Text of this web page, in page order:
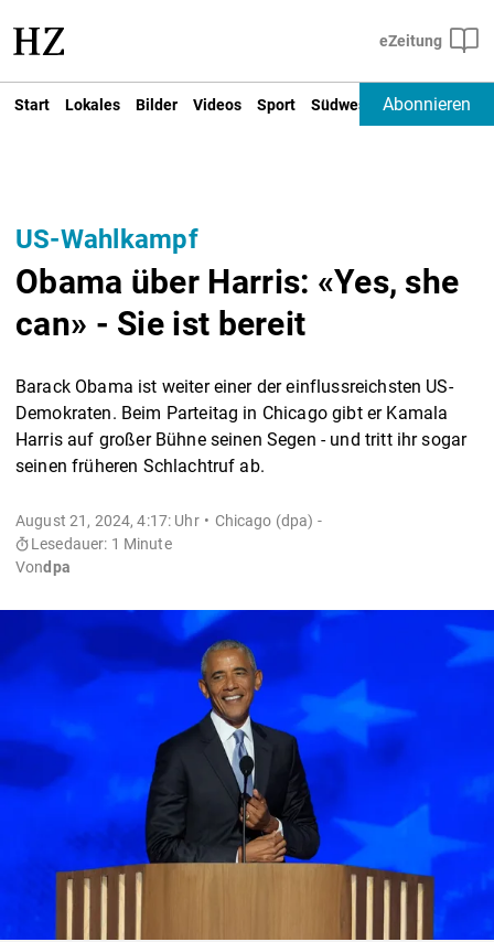
Start Lokales Bilder Videos Sport Südwest Deutschland
Abonnieren
US-Wahlkampf
Obama über Harris: «Yes, she
can» - Sie ist bereit
Barack Obama ist weiter einer der einflussreichsten US-
Demokraten. Beim Parteitag in Chicago gibt er Kamala
Harris auf großer Bühne seinen Segen - und tritt ihr sogar
seinen früheren Schlachtruf ab.
August 21, 2024, 4:17: Uhr
Chicago (dpa) -
Lesedauer: 1 Minute
Vondpa